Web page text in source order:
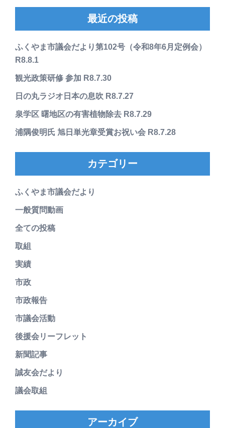
最近の投稿
ふくやま市議会だより第102号（令和8年6月定例会）
R8.8.1
観光政策研修 参加 R8.7.30
日の丸ラジオ日本の息吹 R8.7.27
泉学区 曙地区の有害植物除去 R8.7.29
浦隅俊明氏 旭日単光章受賞お祝い会 R8.7.28
カテゴリー
ふくやま市議会だより
一般質問動画
全ての投稿
取組
実績
市政
市政報告
市議会活動
後援会リーフレット
新聞記事
誠友会だより
議会取組
アーカイブ